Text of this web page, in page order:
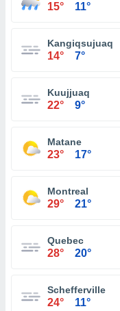
15° 11°
Kangiqsujuaq
14° 7°
Kuujjuaq
22° 9°
Matane
23° 17°
Montreal
29° 21°
Quebec
28° 20°
Schefferville
24° 11°